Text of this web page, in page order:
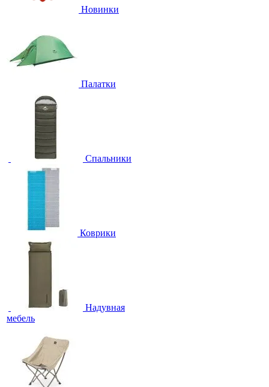
Новинки
Палатки
Спальники
Коврики
Надувная
мебель